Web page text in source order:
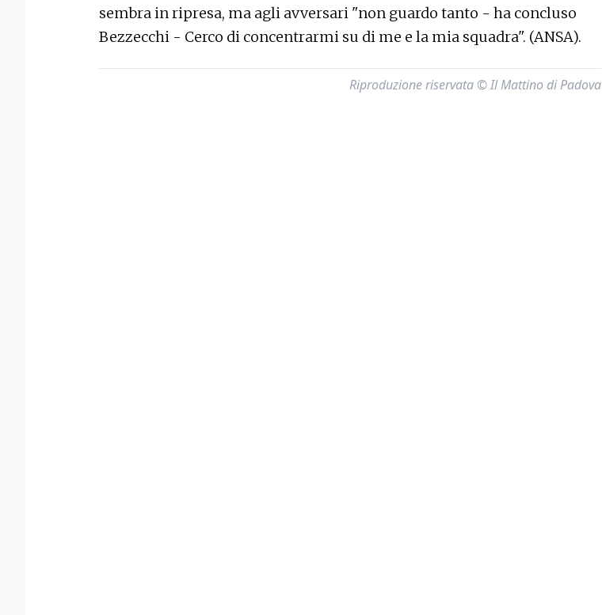
sembra in ripresa, ma agli avversari "non guardo tanto - ha concluso
Bezzecchi - Cerco di concentrarmi su di me e la mia squadra". (ANSA).
Riproduzione riservata © Il Mattino di Padova